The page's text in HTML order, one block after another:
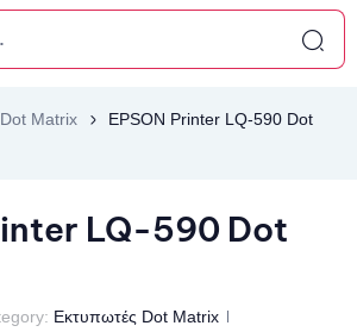
Matrix
EPSON Printer LQ-590 Dot
LQ-590 Dot
Εκτυπωτές Dot Matrix